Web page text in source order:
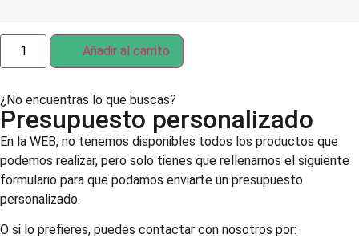
Añadir al carrito
¿No encuentras lo que buscas?
Presupuesto personalizado
En la WEB, no tenemos disponibles todos los productos que
podemos realizar, pero solo tienes que rellenarnos el siguiente
formulario para que podamos enviarte un presupuesto
personalizado.
O si lo prefieres, puedes contactar con nosotros por: